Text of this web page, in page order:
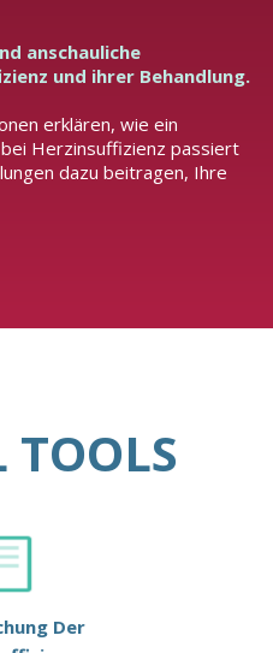
anschauliche
und ihrer Behandlung.
erklären, wie ein
Herzinsuffizienz passiert
dazu beitragen, Ihre
TOOLS
Der